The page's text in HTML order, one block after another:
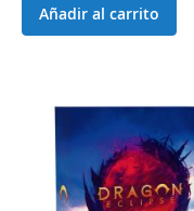
Añadir al carrito